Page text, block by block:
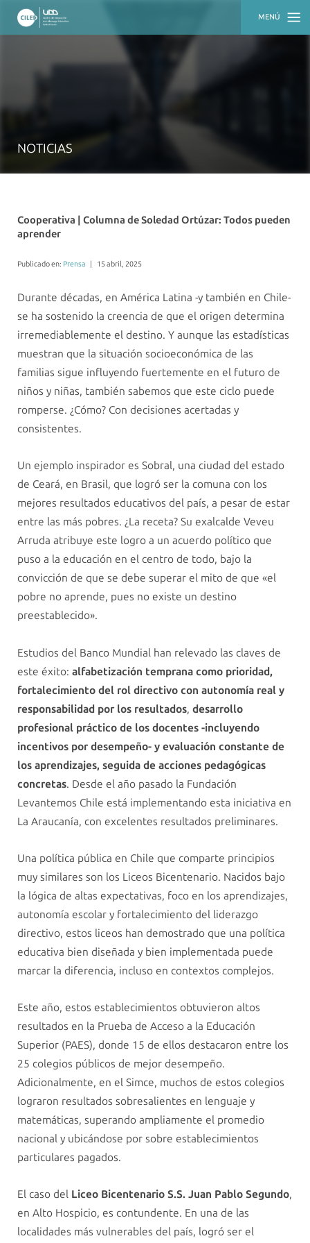
NOTICIAS
MENÚ
Cooperativa | Columna de Soledad Ortúzar: Todos pueden
aprender
Publicado en: Prensa | 15 abril, 2025
Durante décadas, en América Latina -y también en Chile-
se ha sostenido la creencia de que el origen determina
irremediablemente el destino. Y aunque las estadísticas
muestran que la situación socioeconómica de las
familias sigue influyendo fuertemente en el futuro de
niños y niñas, también sabemos que este ciclo puede
romperse. ¿Cómo? Con decisiones acertadas y
consistentes.
Un ejemplo inspirador es Sobral, una ciudad del estado
de Ceará, en Brasil, que logró ser la comuna con los
mejores resultados educativos del país, a pesar de estar
entre las más pobres. ¿La receta? Su exalcalde Veveu
Arruda atribuye este logro a un acuerdo político que
puso a la educación en el centro de todo, bajo la
convicción de que se debe superar el mito de que «el
pobre no aprende, pues no existe un destino
preestablecido».
Estudios del Banco Mundial han relevado las claves de
este éxito: alfabetización temprana como prioridad,
fortalecimiento del rol directivo con autonomía real y
responsabilidad por los resultados, desarrollo
profesional práctico de los docentes -incluyendo
incentivos por desempeño- y evaluación constante de
los aprendizajes, seguida de acciones pedagógicas
concretas. Desde el año pasado la Fundación
Levantemos Chile está implementando esta iniciativa en
La Araucanía, con excelentes resultados preliminares.
Una política pública en Chile que comparte principios
muy similares son los Liceos Bicentenario. Nacidos bajo
la lógica de altas expectativas, foco en los aprendizajes,
autonomía escolar y fortalecimiento del liderazgo
directivo, estos liceos han demostrado que una política
educativa bien diseñada y bien implementada puede
marcar la diferencia, incluso en contextos complejos.
Este año, estos establecimientos obtuvieron altos
resultados en la Prueba de Acceso a la Educación
Superior (PAES), donde 15 de ellos destacaron entre los
25 colegios públicos de mejor desempeño.
Adicionalmente, en el Simce, muchos de estos colegios
lograron resultados sobresalientes en lenguaje y
matemáticas, superando ampliamente el promedio
nacional y ubicándose por sobre establecimientos
particulares pagados.
El caso del Liceo Bicentenario S.S. Juan Pablo Segundo,
en Alto Hospicio, es contundente. En una de las
localidades más vulnerables del país, logró ser el